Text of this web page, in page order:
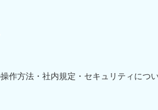
作方法・社内規定・セキュリティにつ